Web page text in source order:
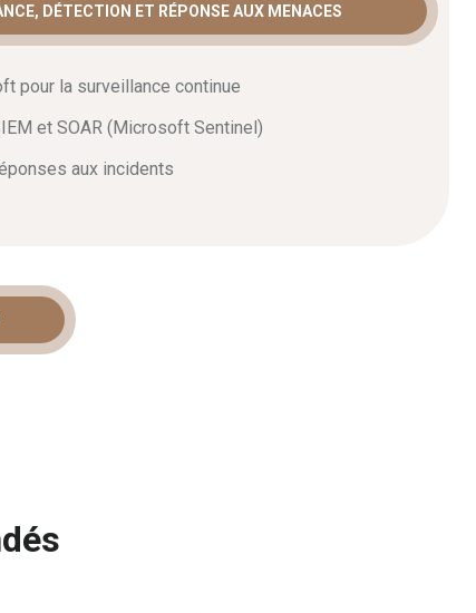
DÉTECTION ET RÉPONSE AUX MENACES
pour la surveillance continue
et SOAR (Microsoft Sentinel)
aux incidents